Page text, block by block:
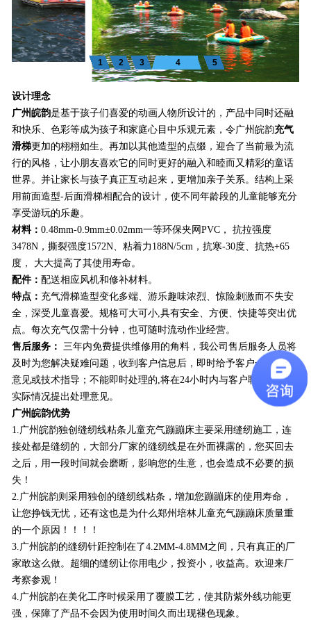
1 2 3 4 5
设计理念
广州皖韵是基于孩子们喜爱的动画人物所设计的，产品中同时还融
和快乐、色彩等成为孩子和家庭心目中乐观元素，令广州皖韵充气
滑梯更加的栩栩如生。再加以其他造型的点缀，迎合了当前最为流
行的风格，让小朋友喜欢它的同时更好的融入和睦而又精彩的童话
世界。并让家长与孩子真正互动起来，更增加亲子关系。结构上采
用前面造型-后面滑梯相配合的设计，使不同年龄段的儿童能够充分
享受游玩的乐趣。
材料： 0.48mm-0.9mm±0.02mm一等环保夹网PVC， 抗拉强度
3478N，撕裂强度1572N、粘着力188N/5cm，抗寒-30度、抗热+65
度， 大大提高了其使用寿命。
配件： 配送相应风机和修补材料。
特点： 充气滑梯造型变化多端、游乐趣味浓烈、惊险刺激而不失安
全，深受儿童喜爱。规格可大可小,具有安全、方便、快捷等突出优
点。每次充气仅需十分钟，也可随时流动作业经营。
售后服务： 三年内免费提供维修用的角料，我公司售后服务人员将
及时为您解决疑难问题，收到客户信息后，即时给予客户一个处理
意见或技术指导；不能即时处理的,将在24小时内与客户联 系并根据
实际情况提出处理意见。
广州皖韵优势
1.广州皖韵独创缝纫线粘条儿童充气蹦蹦床主要采用缝纫施工，连
接处都是缝纫的，大部分厂家的缝纫线是在外面裸露的，您买回去
之后，用一段时间就会磨断，影响您的生意，也会造成不必要的损
失！
2.广州皖韵则采用独创的缝纫线粘条，增加您蹦蹦床的使用寿命，
让您挣钱无忧，还有这也是为什么郑州培林儿童充气蹦蹦床质量重
的一个原因！！！！
3.广州皖韵的缝纫针距控制在了4.2MM-4.8MM之间，只有真正的厂
家敢这么做。超细的缝纫让你用电少，投资小，收益高。欢迎来厂
考察参观！
4.广州皖韵在美化工序时候采用了覆膜工艺，使其防紫外线功能更
强，保障了产品不会因为使用时间久而出现褪色现象。